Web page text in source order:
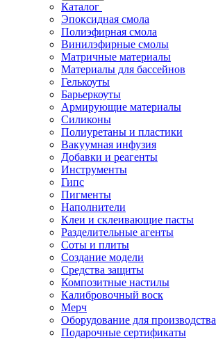
Каталог
Эпоксидная смола
Полиэфирная смола
Винилэфирные смолы
Матричные материалы
Материалы для бассейнов
Гелькоуты
Барьеркоуты
Армирующие материалы
Силиконы
Полиуретаны и пластики
Вакуумная инфузия
Добавки и реагенты
Инструменты
Гипс
Пигменты
Наполнители
Клеи и склеивающие пасты
Разделительные агенты
Соты и плиты
Создание модели
Средства защиты
Композитные настилы
Калибровочный воск
Мерч
Оборудование для производства
Подарочные сертификаты